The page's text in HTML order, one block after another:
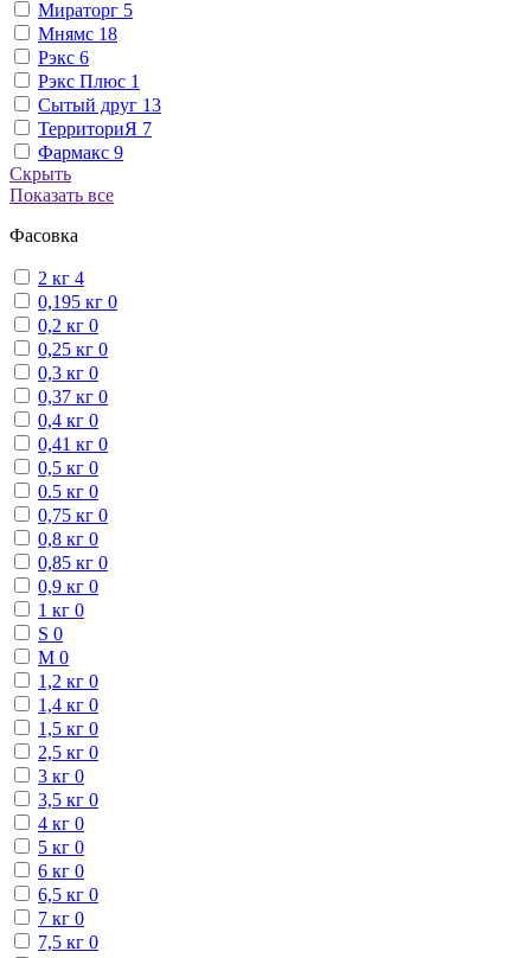
Мираторг 5
Мнямс 18
Рэкс 6
Рэкс Плюс 1
Сытый друг 13
ТерриториЯ 7
Фармакс 9
Скрыть
Показать все
Фасовка
2 кг 4
0,195 кг 0
0,2 кг 0
0,25 кг 0
0,3 кг 0
0,37 кг 0
0,4 кг 0
0,41 кг 0
0,5 кг 0
0.5 кг 0
0,75 кг 0
0,8 кг 0
0,85 кг 0
0,9 кг 0
1 кг 0
S 0
М 0
1,2 кг 0
1,4 кг 0
1,5 кг 0
2,5 кг 0
3 кг 0
3,5 кг 0
4 кг 0
5 кг 0
6 кг 0
6,5 кг 0
7 кг 0
7,5 кг 0